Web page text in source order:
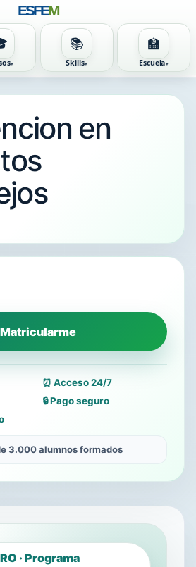
ESFEM
📚
Skills
🏫
Escuela
en
Matricularme
⏰ Acceso 24/7
🔒 Pago seguro
3.000 alumnos formados
· Programa